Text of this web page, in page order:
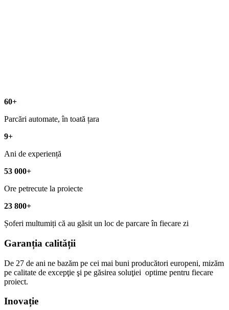
60+
Parcări automate, în toată țara
9+
Ani de experiență
53 000+
Ore petrecute la proiecte
23 800+
Șoferi multumiți că au găsit un loc de parcare în fiecare zi
Garanția calității
De 27 de ani ne bazăm pe cei mai buni producători europeni, mizăm
pe calitate de excepţie şi pe găsirea soluţiei optime pentru fiecare
proiect.
Inovație